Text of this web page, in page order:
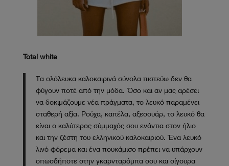
Total white
Τα ολόλευκα καλοκαιρινά σύνολα πιστεύω δεν θα
φύγουν ποτέ από την μόδα. Όσο και αν μας αρέσει
να δοκιμάζουμε νέα πράγματα, το λευκό παραμένει
σταθερή αξία. Ρούχα, καπέλα, αξεσουάρ, το λευκό θα
είναι ο καλύτερος σύμμαχός σου ενάντια στον ήλιο
και την ζέστη του ελληνικού καλοκαιριού. Ένα λευκό
λινό φόρεμα και ένα πουκάμισο πρέπει να υπάρχουν
οπωσδήποτε στην γκαρνταρόμπα σου και σίγουρα